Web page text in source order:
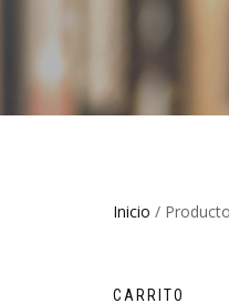
Inicio /
CARRITO